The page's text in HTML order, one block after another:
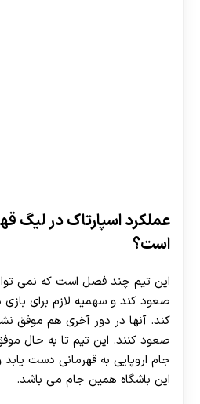
عملکرد اسپارتاک در لیگ
است؟
این تیم چند فصل است که نمی
صعود کند و سهمیه لازم برای
کند. آنها در دور آخری هم موفق
صعود کنند. این تیم تا به حال
جام اروپایی به قهرمانی دست یابد
این باشگاه همین جام می باشد.